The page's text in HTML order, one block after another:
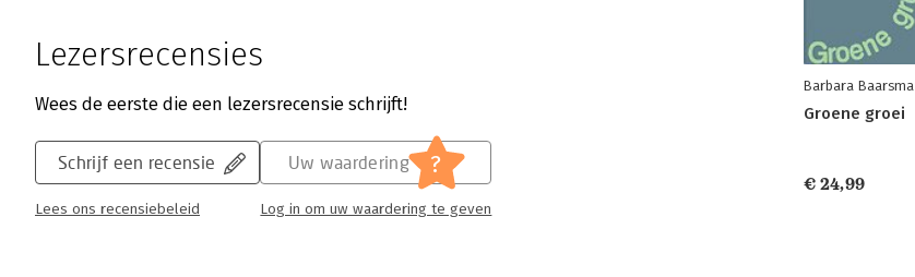
Lezersrecensies
Wees de eerste die een lezersrecensie schrijft!
Schrijf een recensie
Lees ons recensiebeleid
Uw waardering ?
Log in om uw waardering te geven
Barbara Baarsma
Groene groei
€ 24,99